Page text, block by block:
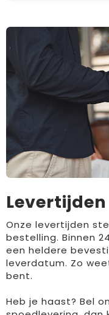
Levertijden
Onze levertijden
bestelling. Binnen
een heldere
leverdatum. Zo
bent.
Heb je haast? Bel